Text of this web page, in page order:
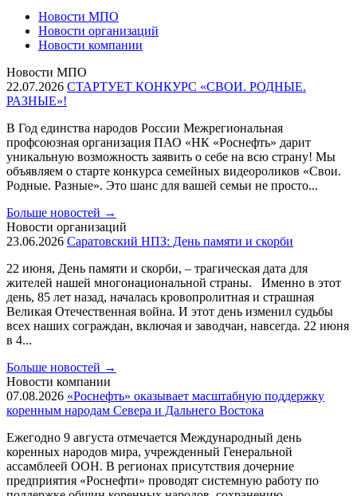
Новости МПО
Новости организаций
Новости компании
Новости МПО
22.07.2026 СТАРТУЕТ КОНКУРС «СВОИ. РОДНЫЕ.
РАЗНЫЕ»!
В Год единства народов России Межрегиональная
профсоюзная организация ПАО «НК «Роснефть» дарит
уникальную возможность заявить о себе на всю страну! Мы
объявляем о старте конкурса семейных видеороликов «Свои.
Родные. Разные». Это шанс для вашей семьи не просто...
Больше новостей →
Новости организаций
23.06.2026 Саратовский НПЗ: День памяти и скорби
22 июня, День памяти и скорби, – трагическая дата для
жителей нашей многонациональной страны. Именно в этот
день, 85 лет назад, началась кровопролитная и страшная
Великая Отечественная война. И этот день изменил судьбы
всех наших сограждан, включая и заводчан, навсегда. 22 июня
в 4...
Больше новостей →
Новости компании
07.08.2026 «Роснефть» оказывает масштабную поддержку
коренным народам Севера и Дальнего Востока
Ежегодно 9 августа отмечается Международный день
коренных народов мира, учрежденный Генеральной
ассамблеей ООН. В регионах присутствия дочерние
предприятия «Роснефти» проводят системную работу по